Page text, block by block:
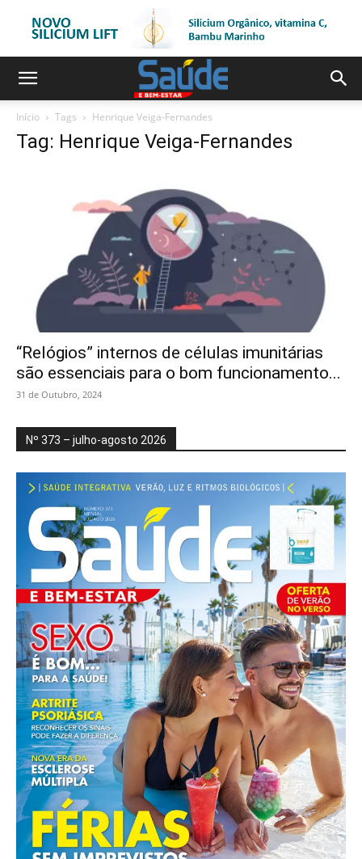
Início Tags Henrique Veiga-Fernandes
Tag: Henrique Veiga-Fernandes
“Relógios” internos de células imunitárias
são essenciais para o bom funcionamento...
31 de Outubro, 2024
Nº 373 – julho-agosto 2026